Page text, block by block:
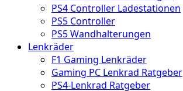
PS4 Controller Ladestationen
PS5 Controller
PS5 Wandhalterungen
Lenkräder
F1 Gaming Lenkräder
Gaming PC Lenkrad Ratgeber
PS4-Lenkrad Ratgeber